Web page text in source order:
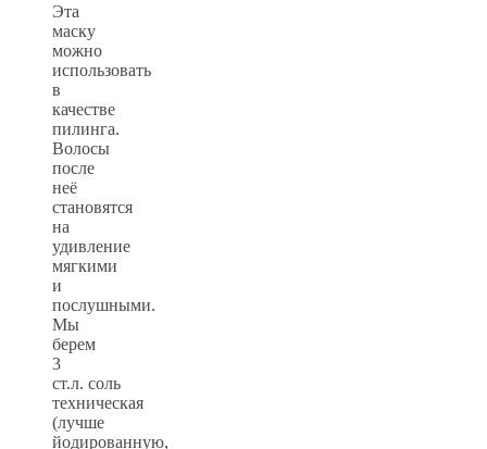
Эта
маску
можно
использовать
в
качестве
пилинга.
Волосы
после
неё
становятся
на
удивление
мягкими
и
послушными.
Мы
берем
3
ст.л. соль
техническая
(лучше
йодированную,